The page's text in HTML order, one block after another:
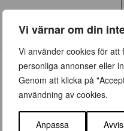
Vi värnar om din
Vi använder cookies för
personliga annonser eller
Genom att klicka på
användning av cookies.
Anpassa